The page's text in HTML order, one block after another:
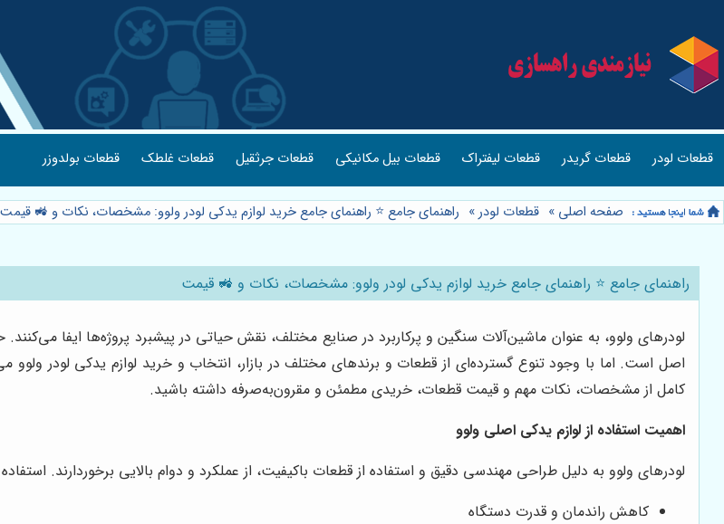
قطعات لودر قطعات گریدر قطعات لیفتراک قطعات بیل مکانیکی قطعات جرثقیل قطعات غلطک قطعات بولدوزر
صفحه اصلی » قطعات لودر» راهنمای جامع ⭐️ راهنمای جامع خرید لوازم یدکی لودر ولوو: مشخصات، نکات و 🚜 قیمت
راهنمای جامع ⭐️ راهنمای جامع خرید لوازم یدکی لودر ولوو: مشخصات، نکات و 🚜 قیمت
لودرهای ولوو، به عنوان ماشین‌آلات سنگین و پرکاربرد در صنایع مختلف، نقش حیاتی در پیشبرد پروژه‌ها ایفا
اصل است. اما با وجود تنوع گسترده‌ای از قطعات و برندهای مختلف در بازار، انتخاب و خرید لوازم یدکی لودر
کامل از مشخصات، نکات مهم و قیمت‌ قطعات، خریدی مطمئن و مقرون‌به‌صرفه داشته باشید.
اهمیت استفاده از لوازم یدکی اصلی ولوو
لودرهای ولوو به دلیل طراحی مهندسی دقیق و استفاده از قطعات باکیفیت، از عملکرد و دوام بالایی برخوردارند.
کاهش راندمان و قدرت دستگاه